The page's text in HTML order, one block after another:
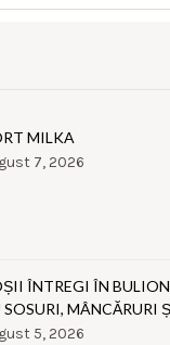
MILKA
7, 2026
ÎNTREGI ÎN
SOSURI, MÂNCĂRURI
5, 2026